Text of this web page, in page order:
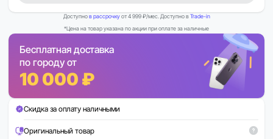
Доступнов рассрочкуот 4 999 ₽/мес. Доступно вTrade-in
*Цена на товар указана по акции при оплате за наличные
Бесплатная доставка
по городу от
10 000 ₽
Скидка за оплату наличными
Оригинальный товар